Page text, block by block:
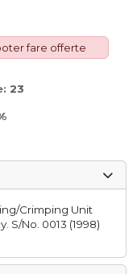
fare offerte
23
Crimping Unit
S/No. 0013 (1998)